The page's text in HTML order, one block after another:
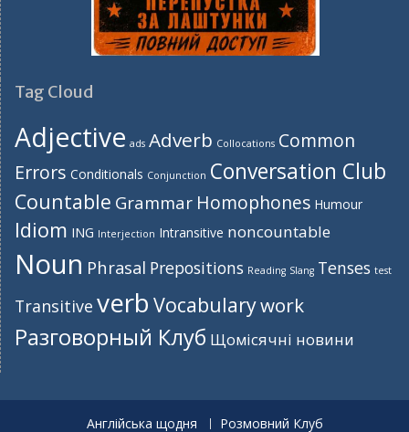
Tag Cloud
Adjective ads Adverb Collocations Common
Errors Conditionals Conjunction Conversation Club
Countable Grammar Homophones Humour
Idiom ING Interjection Intransitive noncountable
Noun Phrasal Prepositions Reading Slang Tenses test
Transitive verb Vocabularywork
Разговорный Клуб Щомісячні новини
Англійська щодня Розмовний Клуб